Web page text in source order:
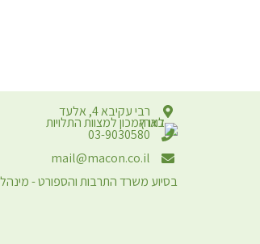
רבי עקיבא 4, אלעד
03-9030580
mail@macon.co.il
בסיוע משרד התרבות והספורט -